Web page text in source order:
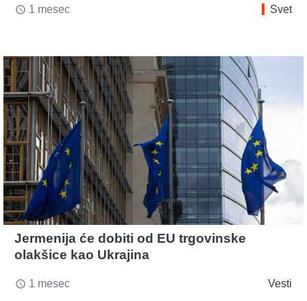
access_time 1 mesec Svet
Jermenija će dobiti od EU trgovinske
olakšice kao Ukrajina
access_time 1 mesec Vesti